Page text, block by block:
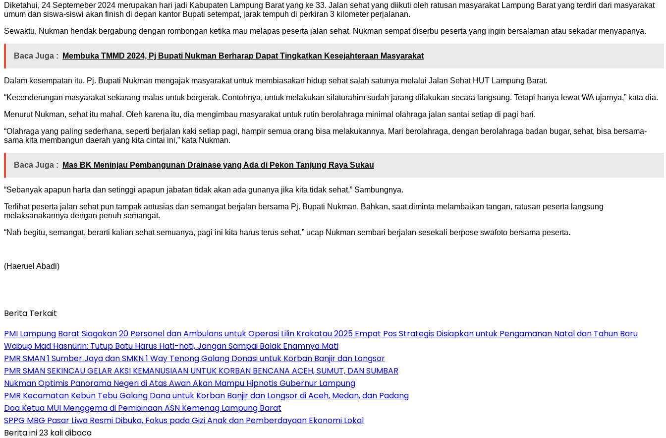
Diketahui, 24 Septemeber 2024 merupakan hari jadi Kabupaten Lampung Barat yang ke 33. Jalan sehat yang diikuti oleh ratusan masyarakat Lampung Barat yang terdiri dari masyarakat
umum dan siswa-siswi akan finish di depan kantor Bupati setempat, jarak tempuh di perkiran 3 kilometer perjalanan.
Sewaktu, Nukman hendak bergabung dengan rombongan ketika mau melapas peserta jalan sehat. Nukman sempat diserbu peserta yang ingin bersalaman atau sekadar menyapanya.
Baca Juga : Membuka TMMD 2024, Pj Bupati Nukman Berharap Dapat Tingkatkan Kesejahteraan Masyarakat
Dalam kesempatan itu, Pj. Bupati Nukman mengajak masyarakat untuk membiasakan hidup sehat salah satunya melalui Jalan Sehat HUT Lampung Barat.
“Kecenderungan masyarakat sekarang malas untuk bergerak. Contohnya, untuk melakukan silaturahim sudah jarang dilakukan secara langsung. Tetapi hanya lewat WA ujarnya,” kata dia.
Menurut Nukman, sehat itu mahal. Oleh karena itu, dia mengimbau masyarakat untuk rutin berolahraga minimal olahraga jalan santai setiap di pagi hari.
“Olahraga yang paling sederhana, seperti berjalan kaki setiap pagi, hampir semua orang bisa melakukannya. Mari berolahraga, dengan berolahraga badan bugar, sehat, bisa bersama-
sama kita membangun daerah yang kita cintai ini,” kata Nukman.
Baca Juga : Mas BK Meninjau Pembangunan Drainase yang Ada di Pekon Tanjung Raya Sukau
“Sebanyak apapun harta dan setinggi apapun jabatan tidak akan ada gunanya jika kita tidak sehat,” Sambungnya.
Terlihat peserta jalan sehat pun tampak antusias dan semangat berjalan bersama Pj. Bupati Nukman. Bahkan, saat diminta melambaikan tangan, ratusan peserta langsung
melaksanakannya dengan penuh semangat.
“Nah begitu, semangat, berarti kalian sehat semuanya, pagi ini kita harus terus sehat,” ucap Nukman sembari berjalan sesekali berpose swafoto bersama peserta.
(Haeruel Abadi)
Berita Terkait
PMI Lampung Barat Siagakan 20 Personel dan Ambulans untuk Operasi Lilin Krakatau 2025 Empat Pos Strategis Disiapkan untuk Pengamanan Natal dan Tahun Baru
Wabup Mad Hasnurin: Tutup Batu Harus Hati-hati, Jangan Sampai Balak Enamnya Mati
PMR SMAN 1 Sumber Jaya dan SMKN 1 Way Tenong Galang Donasi untuk Korban Banjir dan Longsor
PMR SMAN SEKINCAU GELAR AKSI KEMANUSIAAN UNTUK KORBAN BENCANA ACEH, SUMUT, DAN SUMBAR
Nukman Optimis Panorama Negeri di Atas Awan Akan Mampu Hipnotis Gubernur Lampung
PMR Kecamatan Kebun Tebu Galang Dana untuk Korban Banjir dan Longsor di Aceh, Medan, dan Padang
Doa Ketua MUI Menggema di Pembinaan ASN Kemenag Lampung Barat
SPPG MBG Pasar Liwa Resmi Dibuka, Fokus pada Gizi Anak dan Pemberdayaan Ekonomi Lokal
Berita ini 23 kali dibaca